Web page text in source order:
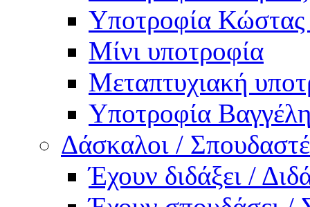
Υποτροφία
Μίνι υποτροφία
Μεταπτυχιακή
Υποτροφία
Δάσκαλοι /
Έχουν διδάξει /